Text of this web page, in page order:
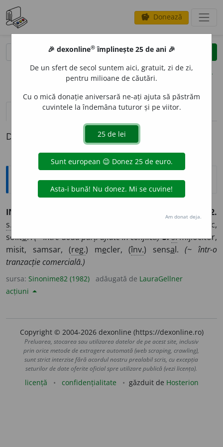
savings Donează
clear
opțiuni
definiții (1) pronunțievolume_up (33)
Definiția cu ID-ul 995403:
Sinonime
INTERMEDI
2.
s.
jloc,
solitor.(~ între două părți aflate în conflict.)3.s.mijlocitor,
misit, samsar, (reg.) mecler, (înv.) sensal.(~ într-o
tranzacție comercială.)
sursa: Sinonime82 (1982) adăugată de LauraGellner
acțiuni
Copyright © 2004-2026 dexonline (https://dexonline.ro)
Preluarea, stocarea sau utilizarea datelor de pe acest site, inclusiv
prin orice metode de extragere automată (web scraping, crawling),
sunt strict interzise fără acordul nostru prealabil scris, cu excepția
seturilor de date oferite oficial spre utilizare publică (vezi licența).
licență confidențialitate găzduit de Hosterion
🎉 dexonline® împlinește 25 de ani 🎉
De un sfert de secol suntem aici, gratuit, zi de zi,
pentru milioane de căutări.
Cu o mică donație aniversară ne-ați ajuta să păstrăm
cuvintele la îndemâna tuturor și pe viitor.
Am donat deja.